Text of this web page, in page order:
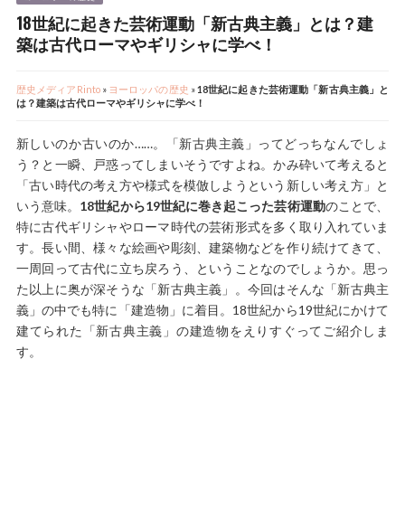
18世紀に起きた芸術運動「新古典主義」とは？建
築は古代ローマやギリシャに学べ！
歴史メディアRinto» ヨーロッパの歴史 »18世紀に起きた芸術運動「新古典主義」と
は？建築は古代ローマやギリシャに学べ！
新しいのか古いのか……。「新古典主義」ってどっちなんでしょ
う？と一瞬、戸惑ってしまいそうですよね。かみ砕いて考えると
「古い時代の考え方や様式を模倣しようという新しい考え方」と
いう意味。 18世紀から19世紀に巻き起こった芸術運動のことで、
特に古代ギリシャやローマ時代の芸術形式を多く取り入れていま
す。長い間、様々な絵画や彫刻、建築物などを作り続けてきて、
一周回って古代に立ち戻ろう、ということなのでしょうか。思っ
た以上に奥が深そうな「新古典主義」。今回はそんな「新古典主
義」の中でも特に「建造物」に着目。18世紀から19世紀にかけて
建てられた「新古典主義」の建造物をえりすぐってご紹介しま
す。